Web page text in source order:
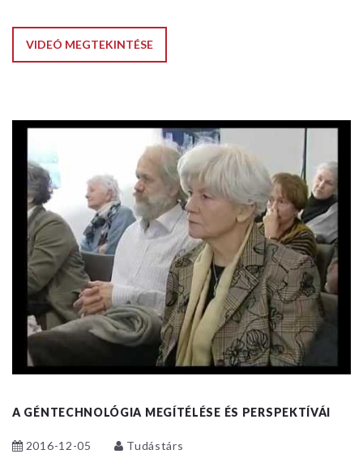
VIDEÓ MEGTEKINTÉSE
A GÉNTECHNOLÓGIA MEGÍTÉLÉSE ÉS PERSPEKTÍVÁI
2016-12-05 Tudástárs